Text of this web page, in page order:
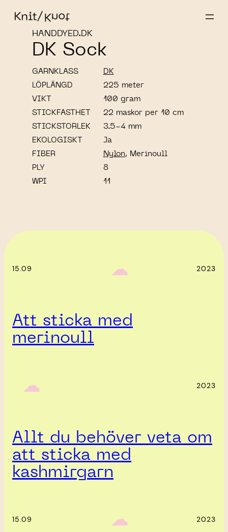
HANDDYED.DK
DK Sock
GARNKLASS
DK
LÖPLÄNGD
225 meter
VIKT
100 gram
STICKFASTHET
22 maskor per 10 cm
STICKSTORLEK
3.5-4 mm
EKOLOGISKT
Ja
FIBER
Nylon, Merinoull
PLY
8
WPI
11
15.09 ‎ ‎‎ ☁︎‎‎ 2023
Att sticka med
merinoull
‎ ‎‎ ☁︎‎‎ 2023
Allt du behöver veta om
att sticka med
kashmirgarn
15.09 ‎ ‎‎ ☁︎‎‎ 2023